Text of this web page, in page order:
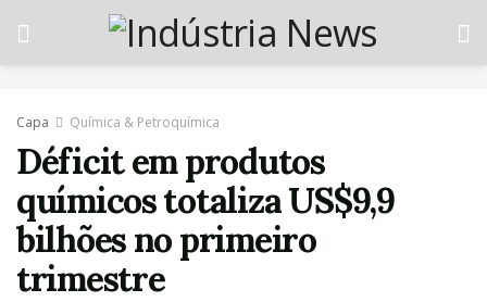
Capa Química & Petroquímica
Déficit em produtos
químicos totaliza US$9,9
bilhões no primeiro
trimestre